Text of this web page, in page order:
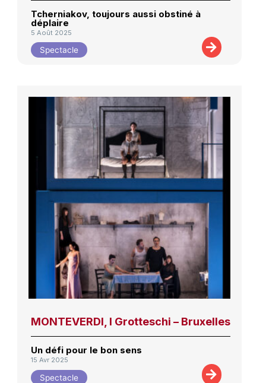
Tcherniakov, toujours aussi obstiné à
déplaire
5 Août 2025
Spectacle
MONTEVERDI, I Grotteschi – Bruxelles
Un défi pour le bon sens
15 Avr 2025
Spectacle